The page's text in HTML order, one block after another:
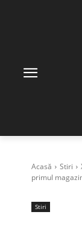
Acasă Stiri
primul
Stiri